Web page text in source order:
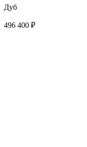
Дуб
496 400 ₽